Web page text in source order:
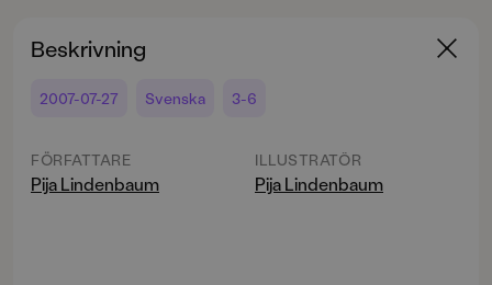
Beskrivning
2007-07-27 Svenska 3-6
FÖRFATTARE
Pija Lindenbaum
ILLUSTRATÖR
Pija Lindenbaum